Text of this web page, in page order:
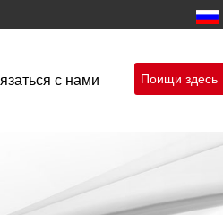
с нами